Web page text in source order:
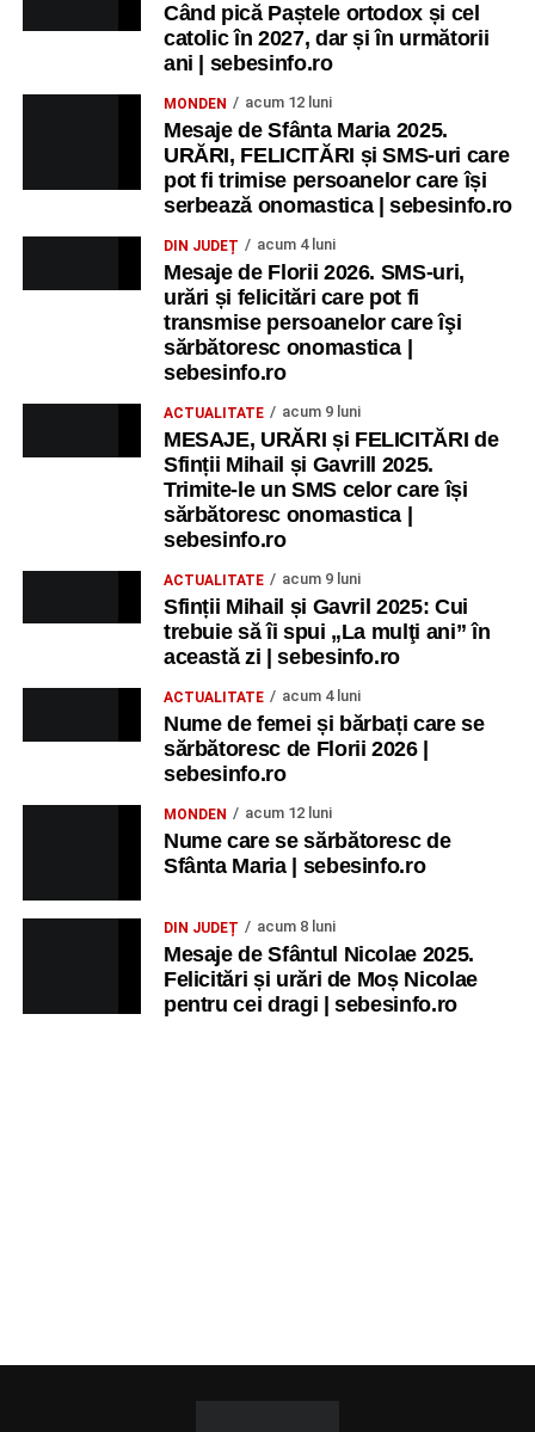
Când pică Paștele ortodox și cel
catolic în 2027, dar și în următorii
ani | sebesinfo.ro
MONDEN acum 12 luni
Mesaje de Sfânta Maria 2025.
URĂRI, FELICITĂRI și SMS-uri care
pot fi trimise persoanelor care își
serbează onomastica | sebesinfo.ro
DIN JUDEȚ acum 4 luni
Mesaje de Florii 2026. SMS-uri,
urări și felicitări care pot fi
transmise persoanelor care îşi
sărbătoresc onomastica |
sebesinfo.ro
ACTUALITATE acum 9 luni
MESAJE, URĂRI și FELICITĂRI de
Sfinții Mihail și Gavrill 2025.
Trimite-le un SMS celor care își
sărbătoresc onomastica |
sebesinfo.ro
ACTUALITATE acum 9 luni
Sfinții Mihail și Gavril 2025: Cui
trebuie să îi spui „La mulţi ani” în
această zi | sebesinfo.ro
ACTUALITATE acum 4 luni
Nume de femei și bărbați care se
sărbătoresc de Florii 2026 |
sebesinfo.ro
MONDEN acum 12 luni
Nume care se sărbătoresc de
Sfânta Maria | sebesinfo.ro
DIN JUDEȚ acum 8 luni
Mesaje de Sfântul Nicolae 2025.
Felicitări și urări de Moș Nicolae
pentru cei dragi | sebesinfo.ro